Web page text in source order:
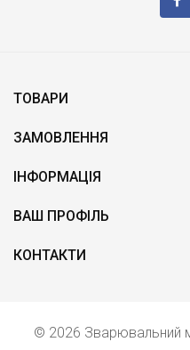
ТОВАРИ
ЗАМОВЛЕННЯ
ІНФОРМАЦІЯ
ВАШ ПРОФІЛЬ
КОНТАКТИ
© 2026 Зварювальний